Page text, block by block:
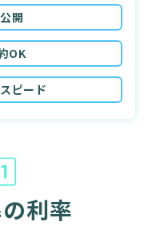
開
OK
ピード
利率